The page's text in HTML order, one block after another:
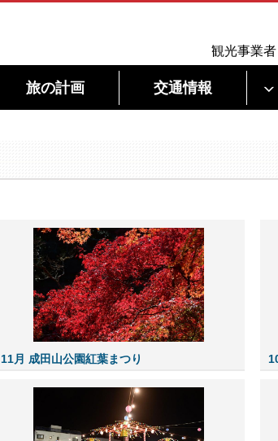
観光事業者
旅の計画 交通情報
11月 成田山公園紅葉まつり